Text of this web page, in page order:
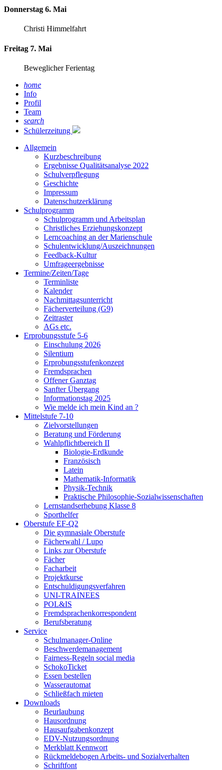
Donnerstag 6. Mai
Christi Himmelfahrt
Freitag 7. Mai
Beweglicher Ferientag
home
Info
Profil
Team
search
Schülerzeitung
Allgemein
Kurzbeschreibung
Ergebnisse Qualitätsanalyse 2022
Schulverpflegung
Geschichte
Impressum
Datenschutzerklärung
Schulprogramm
Schulprogramm und Arbeitsplan
Christliches Erziehungskonzept
Lerncoaching an der Marienschule
Schulentwicklung/Auszeichnungen
Feedback-Kultur
Umfrageergebnisse
Termine/Zeiten/Tage
Terminliste
Kalender
Nachmittagsunterricht
Fächerverteilung (G9)
Zeitraster
AGs etc.
Erprobungsstufe 5-6
Einschulung 2026
Silentium
Erprobungsstufenkonzept
Fremdsprachen
Offener Ganztag
Sanfter Übergang
Informationstag 2025
Wie melde ich mein Kind an ?
Mittelstufe 7-10
Zielvorstellungen
Beratung und Förderung
Wahlpflichtbereich II
Biologie-Erdkunde
Französisch
Latein
Mathematik-Informatik
Physik-Technik
Praktische Philosophie-Sozialwissenschaften
Lernstandserhebung Klasse 8
Sporthelfer
Oberstufe EF-Q2
Die gymnasiale Oberstufe
Fächerwahl / Lupo
Links zur Oberstufe
Fächer
Facharbeit
Projektkurse
Entschuldigungsverfahren
UNI-TRAINEES
POL&IS
Fremdsprachenkorrespondent
Berufsberatung
Service
Schulmanager-Online
Beschwerdemanagement
Fairness-Regeln social media
SchokoTicket
Essen bestellen
Wasserautomat
Schließfach mieten
Downloads
Beurlaubung
Hausordnung
Hausaufgabenkonzept
EDV-Nutzungsordnung
Merkblatt Kennwort
Rückmeldebogen Arbeits- und Sozialverhalten
Schriftfont